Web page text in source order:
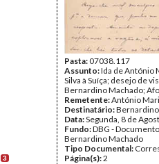
3
Pasta:07038.117
Assunto:Ida de António
Silva à Suíça; desejo de
Bernardino Machado;
Remetente:António
Destinatário:
Data:Segunda, 8 de
Fundo:DBG -
Bernardino Machado
Tipo Documental:
Página(s):2